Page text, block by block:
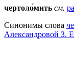
чертоло́мить см.
Синонимы слова
Александровой З.